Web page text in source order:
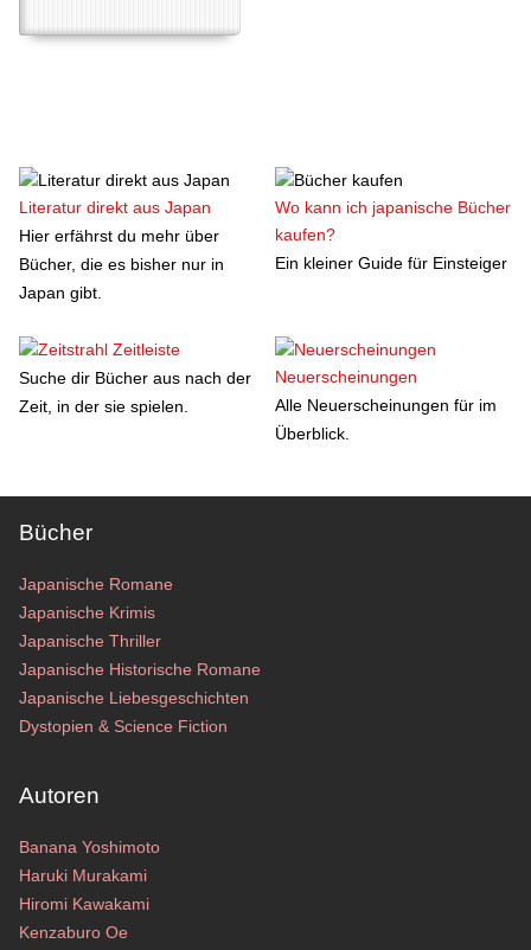
Literatur direkt aus Japan
Hier erfährst du mehr über
Bücher, die es bisher nur in
Japan gibt.
Wo kann ich japanische Bücher
kaufen?
Ein kleiner Guide für Einsteiger
Zeitleiste
Suche dir Bücher aus nach der
Zeit, in der sie spielen.
Neuerscheinungen
Alle Neuerscheinungen für im
Überblick.
Bücher
Japanische Romane
Japanische Krimis
Japanische Thriller
Japanische Historische Romane
Japanische Liebesgeschichten
Dystopien & Science Fiction
Autoren
Banana Yoshimoto
Haruki Murakami
Hiromi Kawakami
Kenzaburo Oe